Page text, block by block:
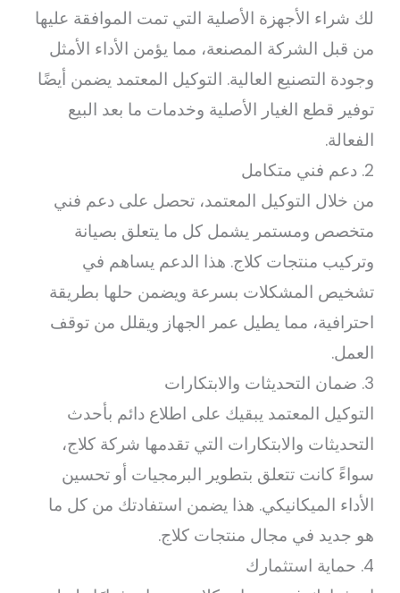
لك شراء الأجهزة الأصلية التي تمت الموافقة عليها
من قبل الشركة المصنعة، مما يؤمن الأداء الأمثل
وجودة التصنيع العالية. التوكيل المعتمد يضمن أيضًا
توفير قطع الغيار الأصلية وخدمات ما بعد البيع
الفعالة.
2. دعم فني متكامل
من خلال التوكيل المعتمد، تحصل على دعم فني
متخصص ومستمر يشمل كل ما يتعلق بصيانة
وتركيب منتجات كلاج. هذا الدعم يساهم في
تشخيص المشكلات بسرعة ويضمن حلها بطريقة
احترافية، مما يطيل عمر الجهاز ويقلل من توقف
العمل.
3. ضمان التحديثات والابتكارات
التوكيل المعتمد يبقيك على اطلاع دائم بأحدث
التحديثات والابتكارات التي تقدمها شركة كلاج،
سواءً كانت تتعلق بتطوير البرمجيات أو تحسين
الأداء الميكانيكي. هذا يضمن استفادتك من كل ما
هو جديد في مجال منتجات كلاج.
4. حماية استثمارك